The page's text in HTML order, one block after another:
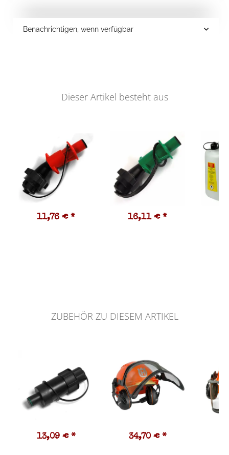
Benachrichtigen, wenn verfügbar
Dieser Artikel besteht aus
11,76 € * 16,11 € *
ZUBEHÖR ZU DIESEM ARTIKEL
13,09 € * 34,70 € *